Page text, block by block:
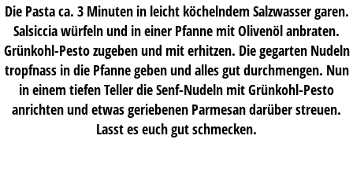
Die Pasta ca. 3 Minuten in leicht köchelndem Salzwasser garen.
Salsiccia würfeln und in einer Pfanne mit Olivenöl anbraten.
Grünkohl-Pesto zugeben und mit erhitzen. Die gegarten Nudeln
tropfnass in die Pfanne geben und alles gut durchmengen. Nun
in einem tiefen Teller die Senf-Nudeln mit Grünkohl-Pesto
anrichten und etwas geriebenen Parmesan darüber streuen.
Lasst es euch gut schmecken.